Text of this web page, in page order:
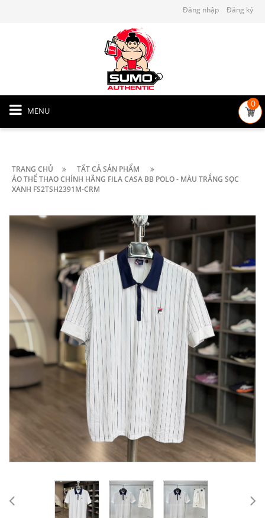
Đăng nhập Đăng ký
MENU
0
TRANG CHỦ
TẤT CẢ SẢN PHẨM
ÁO THỂ THAO CHÍNH HÃNG FILA CASA BB POLO - MÀU TRẮNG SỌC
XANH FS2TSH2391M-CRM